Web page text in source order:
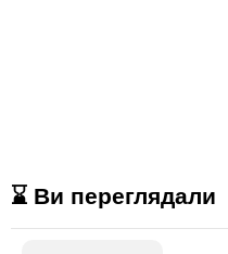
⌛ Ви переглядали